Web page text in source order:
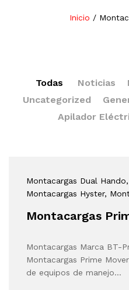
Inicio /
Todas Noticias
Uncategorized
Apilador
Montacargas Dual Hando
Montacargas Hyster,
Montacargas
Montacargas Marca BT-
Montacargas Prime
de equipos de manejo…